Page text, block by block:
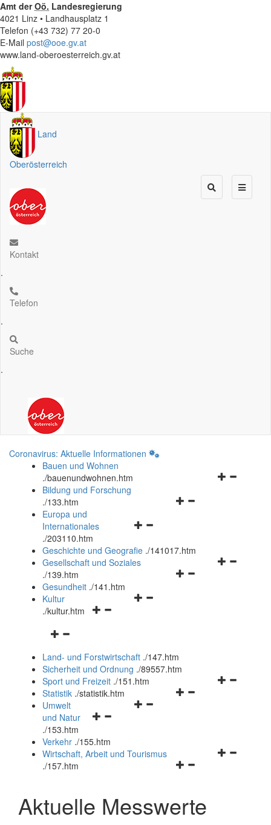
Amt derOö. Landesregierung
4021 Linz • Landhausplatz 1
Telefon (+43 732) 77 20-0
E-Mail post@ooe.gv.at
www.land-oberoesterreich.gv.at
Land
Oberösterreich
Kontakt
.
Telefon
.
Suche
.
Coronavirus: Aktuelle Informationen
Bauen und Wohnen
./bauenundwohnen.htm
Navigationsmenü
Bildung und Forschung
./133.htm
Navigationsmenü
und
schließen
Europa und
Internationales
./203110.htm
Geschichte und Geografie ./141017.htm
Navigationsmenü
Gesellschaft und Soziales
./139.htm
Navigationsmenü
Gesundheit ./141.htm
Navigationsmenü
Kultur
./kultur.htm
Navigationsmenü
und
schließen
Land- und Forstwirtschaft ./147.htm
Sicherheit und Ordnung ./89557.htm
Navigationsmenü
Sport und Freizeit ./151.htm
Navigationsmenü
Statistik ./statistik.htm
Navigationsmenü
und
schließen
Umwelt
und Natur
./153.htm
Verkehr ./155.htm
Navigationsmenü
schließen
Wirtschaft, Arbeit und Tourismus
./157.htm
Aktuelle Messwerte